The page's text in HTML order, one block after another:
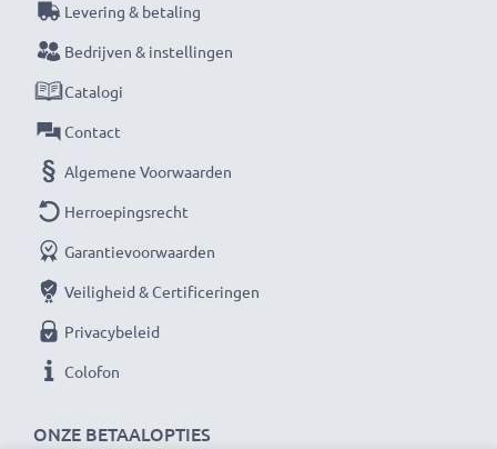
ONZE BETAALOPTIES
Levering & betaling
Bedrijven & instellingen
Catalogi
Contact
Algemene Voorwaarden
Herroepingsrecht
Garantievoorwaarden
Veiligheid & Certificeringen
Privacybeleid
Colofon